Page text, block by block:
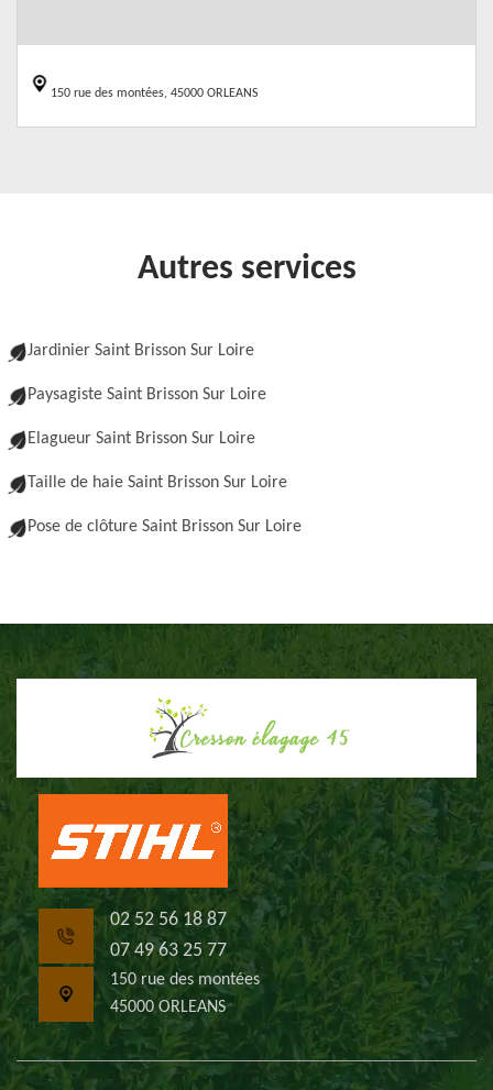
150 rue des montées, 45000 ORLEANS
Autres services
Jardinier Saint Brisson Sur Loire
Paysagiste Saint Brisson Sur Loire
Elagueur Saint Brisson Sur Loire
Taille de haie Saint Brisson Sur Loire
Pose de clôture Saint Brisson Sur Loire
02 52 56 18 87
07 49 63 25 77
150 rue des montées
45000 ORLEANS